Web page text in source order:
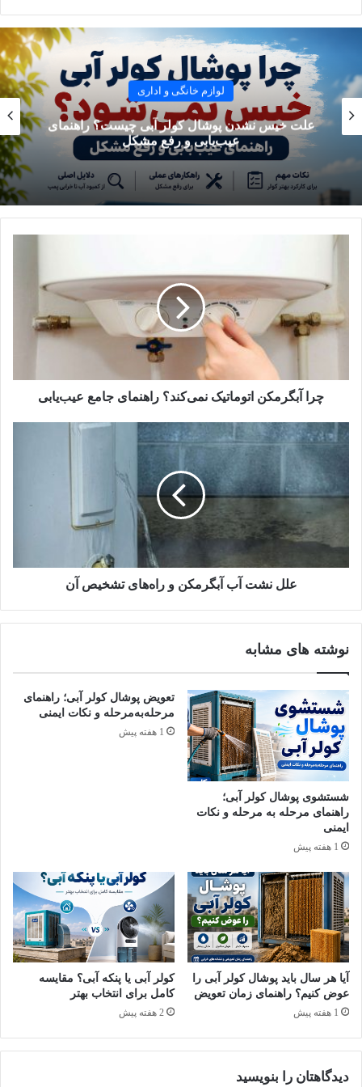
گرم می‌کند و کنترل دما و جریان گاز به‌عهده سنسور دما و
ترموکوپل است.
آبگرمکن خورشیدی: پنل‌های خورشیدی انرژی خورشید را جذب
می‌کنند.
آبگرمکن بدون مخزن : در این مدل از آب گرمکن، نیازی به
ذخیره آب نیست و به‌محض بازکردن شیر آب، مشعل یا المنت،
آب را گرم می‌کنند.
خاموش‌نشدن آبگرمکن بعد از بستن آب
دلایل رایج خاموش‌نشدن بعد از بستن
آب و عیب‌یابی آن‌ها چیست؟
خاموش نشدن آبگرمکن‌های دیواری و انواع دیگر بعد از بستن آب، نیاز
به بررسی و عیب‌یابی دقیق دارد. برای رفع این وضعیت، لازم است
که علل اصلی را خوب بشناسید. در ادامه، دلایل متداول این مشکل را
۱. نشتی در سیستم لوله‌کشی
آن‌ها به‌طور عادی و طبیعی کم نمی‌شود. در نتیجه، آبگرمکن این‌طور
فکر می‌کند که هنوز آب در جریان است و مشعل یا المنت بی‌دلیل و
بدون اینکه واقعاً نیاز باشد، روشن می‌مانند.
نشتی اتصالات از دلایل خاموش نشدن آبگرمکن بعد از بستن آب
۲. خسارت در سوئیچ قطع جریان
بیشتر آبگرمکن‌های اتوماتیک مجهز به سوئیچ یا همان کلید قطع
این سوئیچ خراب شود، سیگنال‌ها یا پیام‌های اشتباهی به دستگاه
می‌فرستد و آبگرمکن با بستن آب هم روشن می‌ماند.
لوازم خانگی و اداری
علت خیس نشدن پوشال کولر آبی چیست؟ راهنمای
عیب‌یابی و رفع مشکل
چرا آبگرمکن اتوماتیک نمی‌کند؟ راهنمای جامع عیب‌یابی
علل نشت آب آبگرمکن و را‌ه‌های تشخیص آن
نوشته های مشابه
شستشوی پوشال کولر آبی؛
راهنمای مرحله به مرحله و نکات
ایمنی
1 هفته پیش
تعویض پوشال کولر آبی؛ راهنمای
مرحله‌به‌مرحله و نکات ایمنی
1 هفته پیش
آیا هر سال باید پوشال کولر آبی را
عوض کنیم؟ راهنمای زمان تعویض
1 هفته پیش
کولر آبی یا پنکه آبی؟ مقایسه
کامل برای انتخاب بهتر
2 هفته پیش
دیدگاهتان را بنویسید